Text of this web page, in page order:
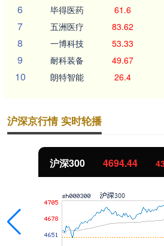
6 毕得医药 61.6
7 五洲医疗 83.62
8 一博科技 53.33
9 耐科装备 49.67
10 朗特智能 26.4
沪深京行情 实时轮播
沪深300 4694.44 43.13